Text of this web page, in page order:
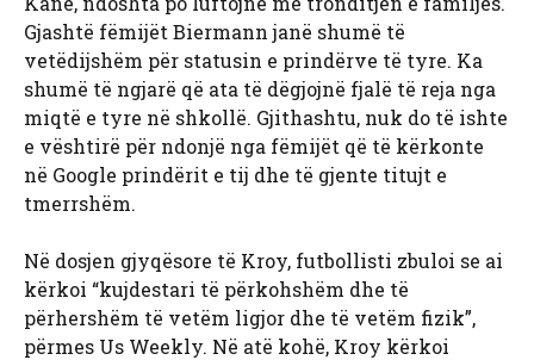
Gjashtë fëmijët Biermann janë shumë të
vetëdijshëm për statusin e prindërve të tyre. Ka
shumë të ngjarë që ata të dëgjojnë fjalë të reja nga
miqtë e tyre në shkollë. Gjithashtu, nuk do të ishte
e vështirë për ndonjë nga fëmijët që të kërkonte
në Google prindërit e tij dhe të gjente titujt e
tmerrshëm.
Në dosjen gjyqësore të Kroy, futbollisti zbuloi se ai
kërkoi “kujdestari të përkohshëm dhe të
përhershëm të vetëm ligjor dhe të vetëm fizik”,
përmes Us Weekly. Në atë kohë, Kroy kërkoi